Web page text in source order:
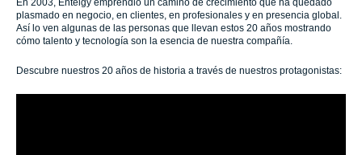
En 2003, Entelgy emprendió un camino de crecimiento que ha quedado
plasmado en negocio, en clientes, en profesionales y en presencia global.
Así lo ven algunas de las personas que llevan estos 20 años mostrando
cómo talento y tecnología son la esencia de nuestra compañía.
Descubre nuestros 20 años de historia a través de nuestros protagonistas: